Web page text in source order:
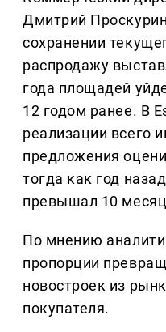
Дмитрий
сохранении
распродажу
года площадей
12 годом ранее. В
реализации всего
предложения
тогда как год
превышал 10
По мнению
пропорции
новостроек из
покупателя.